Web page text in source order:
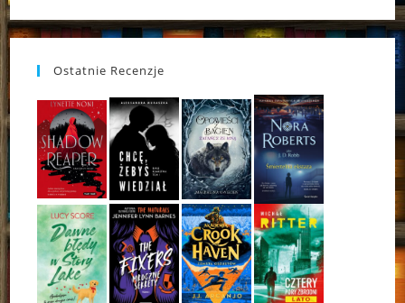
Ostatnie Recenzje